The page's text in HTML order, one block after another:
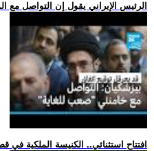
.. الرئيس الإيراني يقول إن التواصل
.. افتتاح استثنائي.. الكنيسة الملكية في